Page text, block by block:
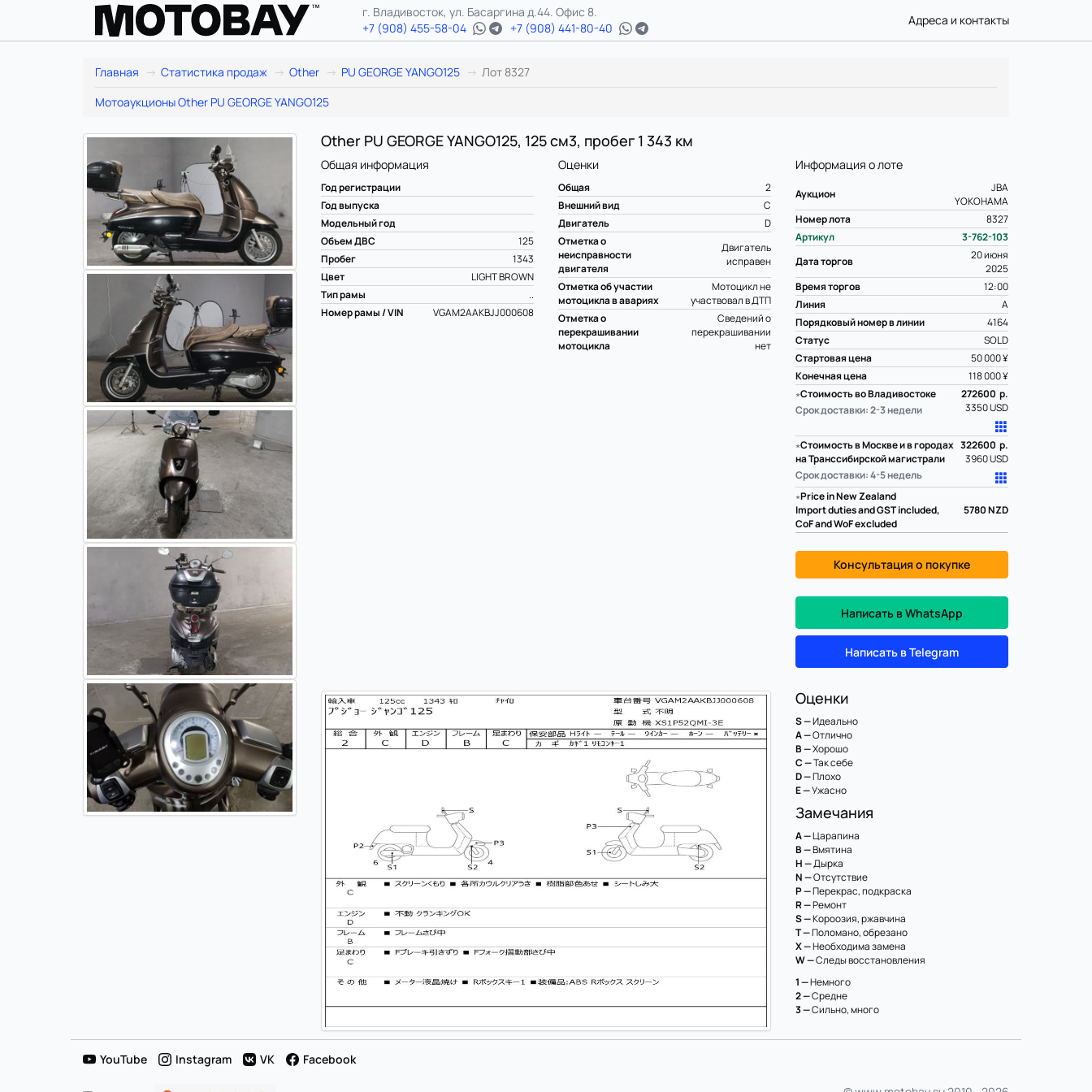
г. Владивосток, ул. Басаргина д.44. Офис 8.
+7 (908) 455-58-04
+7 (908) 441-80-40
Адреса и контакты
Главная Статистика продаж Other PU GEORGE YANGO125
Лот 8327
Мотоаукционы Other PU GEORGE YANGO125
Other PU GEORGE YANGO125, 125 см3, пробег 1 343 км
Информация о лоте
Аукцион
JBA
YOKOHAMA
Номер лота
8327
Артикул
3-762-103
Дата торгов
20 июня
2025
Время торгов
12:00
Линия
A
Порядковый номер в линии
4164
Статус
SOLD
Стартовая цена
50 000 ¥
Конечная цена
118 000 ¥
∗Стоимость во Владивостоке
Срок доставки: 2-3 недели
272600 р.
3350 USD
∗Стоимость в Москве и в городах
на Транссибирской магистрали
Срок доставки: 4-5 недель
322600 р.
3960 USD
∗Price in New Zealand
Import duties and GST included,
CoF and WoF excluded
5780NZD
Консультация о покупке
Написать в WhatsApp
Написать в Telegram
Общая информация
Год регистрации
Год выпуска
Модельный год
Объем ДВС
125
Пробег
1343
Цвет
LIGHT BROWN
Тип рамы
..
Номер рамы / VIN
VGAM2AAKBJJ000608
Оценки
Общая
2
Внешний вид
C
Двигатель
D
Отметка о
неисправности
двигателя
Двигатель
исправен
Отметка об участии
мотоцикла в авариях
Мотоцикл не
участвовал в ДТП
Отметка о
перекрашивании
мотоцикла
Сведений о
перекрашивании
нет
Оценки
S —Идеально
A —Отлично
B —Хорошо
C —Так себе
D —Плохо
E —Ужасно
Замечания
A —Царапина
B —Вмятина
H —Дырка
N —Отсутствие
P —Перекрас, подкраска
R —Ремонт
S —Короозия, ржавчина
T —Поломано, обрезано
X —Необходима замена
W —Следы восстановления
1 —Немного
2 —Средне
3 —Сильно, много
YouTube Instagram VK Facebook